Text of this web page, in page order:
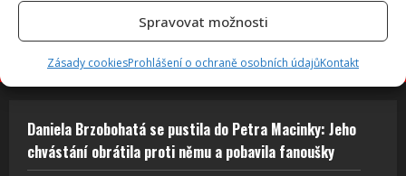
Spravovat možnosti
Zásady cookiesProhlášení o ochraně osobních údajůKontakt
Daniela Brzobohatá se pustila do Petra Macinky: Jeho
chvástání obrátila proti němu a pobavila fanoušky